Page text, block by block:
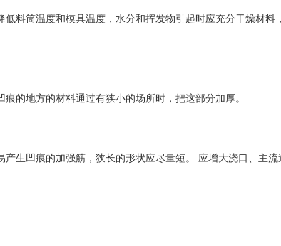
低料筒温度和模具温度，水分和挥发物引起时应充分干燥材料
的地方的材料通过有狭小的场所时，把这部分加厚。
产生凹痕的加强筋，狭长的形状应尽量短。 应增大浇口、主